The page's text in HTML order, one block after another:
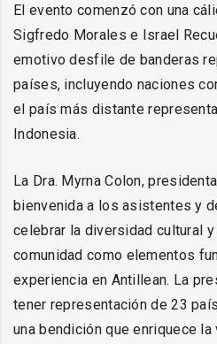
El evento comenzó con una
Sigfredo Morales e Israel
emotivo desfile de banderas
países, incluyendo naciones
el país más distante
Indonesia.
La Dra. Myrna Colon,
bienvenida a los asistentes y
celebrar la diversidad cultural
comunidad como elementos
experiencia en Antillean. La
tener representación de 23
una bendición que enriquece la